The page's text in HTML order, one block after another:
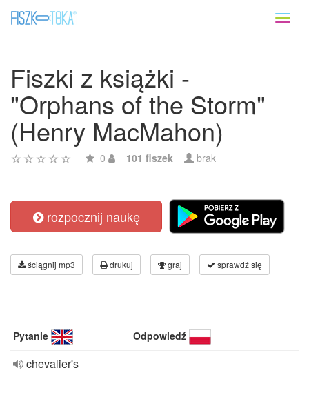
Fiszki z książki -
"Orphans of the Storm"
(Henry MacMahon)
0 101 fiszek brak
rozpocznij naukę
ściągnij mp3 drukuj graj sprawdź się
Pytanie Odpowiedź
chevalier's